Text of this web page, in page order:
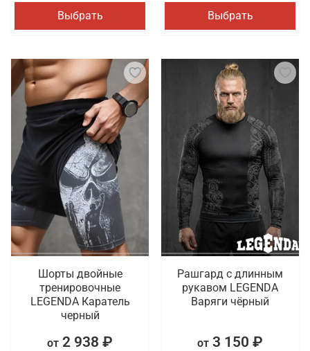
Выбрать Выбрать
Шорты двойные
тренировочные
LEGENDA Каратель
черный
от 2 938 ₽
Рашгард с длинным
рукавом LEGENDA
Варяги чёрный
от 3 150 ₽